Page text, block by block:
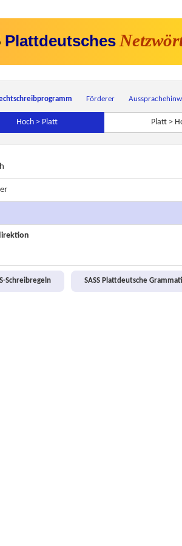
Plattdeutsches
Förderer
Hoch > Platt Platt >
Schreibregeln SASS Plattdeutsche